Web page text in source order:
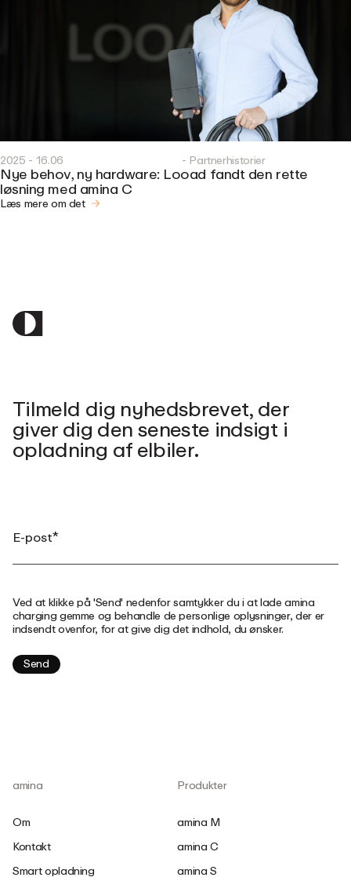
2025 - 16.06 - Partnerhistorier
Nye behov, ny hardware: Looad fandt den rette
løsning med amina C
Læs mere om det
Tilmeld dig nyhedsbrevet, der
giver dig den seneste indsigt i
opladning af elbiler.
Ved at klikke på 'Send' nedenfor samtykker du i at lade amina
charging gemme og behandle de personlige oplysninger, der er
indsendt ovenfor, for at give dig det indhold, du ønsker.
amina
Om
Kontakt
Smart opladning
Produkter
amina M
amina C
amina S